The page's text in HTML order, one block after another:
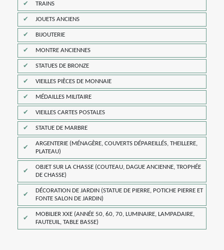
TRAINS
JOUETS ANCIENS
BIJOUTERIE
MONTRE ANCIENNES
STATUES DE BRONZE
VIEILLES PIÈCES DE MONNAIE
MÉDAILLES MILITAIRE
VIEILLES CARTES POSTALES
STATUE DE MARBRE
ARGENTERIE (MÉNAGÈRE, COUVERTS DÉPAREILLÉS, THEILLERE,
PLATEAU)
OBJET SUR LA CHASSE (COUTEAU, DAGUE ANCIENNE, TROPHÉE
DE CHASSE)
DÉCORATION DE JARDIN (STATUE DE PIERRE, POTICHE PIERRE ET
FONTE SALON DE JARDIN)
MOBILIER XXE (ANNÉE 50, 60, 70, LUMINAIRE, LAMPADAIRE,
FAUTEUIL, TABLE BASSE)